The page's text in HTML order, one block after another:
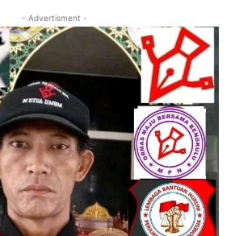
- Advertisment -